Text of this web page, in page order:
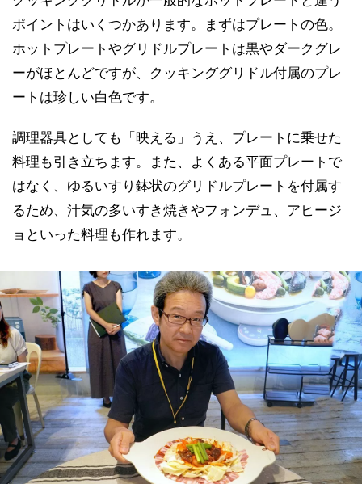
ポイントはいくつかあります。まずはプレートの色。
ホットプレートやグリドルプレートは黒やダークグレ
ーがほとんどですが、クッキンググリドル付属のプレ
ートは珍しい白色です。
調理器具としても「映える」うえ、プレートに乗せた
料理も引き立ちます。また、よくある平面プレートで
はなく、ゆるいすり鉢状のグリドルプレートを付属す
るため、汁気の多いすき焼きやフォンデュ、アヒージ
ョといった料理も作れます。